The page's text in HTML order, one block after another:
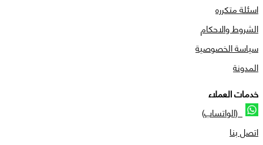
اسئلة متكرره
الشروط والاحكام
سياسة الخصوصية
المدونة
خدمات العملاء
(الواتساب)
اتصل بنا